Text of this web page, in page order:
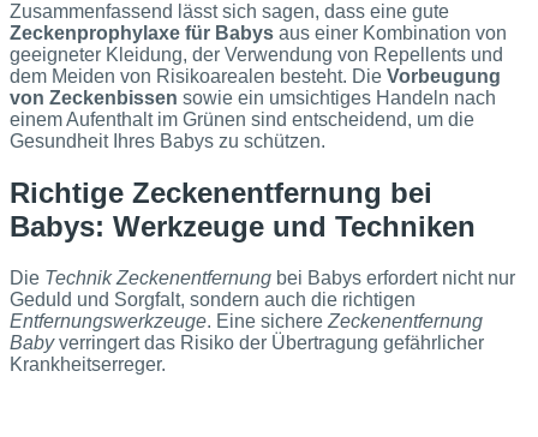
Zusammenfassend lässt sich sagen, dass eine gute
Zeckenprophylaxe für Babys aus einer Kombination von
geeigneter Kleidung, der Verwendung von Repellents und
dem Meiden von Risikoarealen besteht. Die Vorbeugung
von Zeckenbissen sowie ein umsichtiges Handeln nach
einem Aufenthalt im Grünen sind entscheidend, um die
Gesundheit Ihres Babys zu schützen.
Richtige Zeckenentfernung bei
Babys: Werkzeuge und Techniken
Die Technik Zeckenentfernung bei Babys erfordert nicht nur
Geduld und Sorgfalt, sondern auch die richtigen
Entfernungswerkzeuge. Eine sichere Zeckenentfernung
Babyverringert das Risiko der Übertragung gefährlicher
Krankheitserreger.